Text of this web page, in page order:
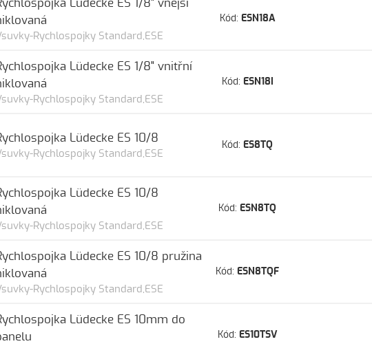
Kód: ESN18A
Rychlospojky Standard,ESE
Lüdecke ES 1/8" vnější
Kód: ESN18I
Rychlospojky Standard,ESE
Lüdecke ES 1/8" vnitřní
Kód: ES8TQ
Rychlospojky Standard,ESE
Lüdecke ES 10/8
Kód: ESN8TQ
Rychlospojky Standard,ESE
Lüdecke ES 10/8
Kód: ESN8TQF
Rychlospojky Standard,ESE
Lüdecke ES 10/8 pružina
Kód: ES10TSV
Lüdecke ES 10mm do